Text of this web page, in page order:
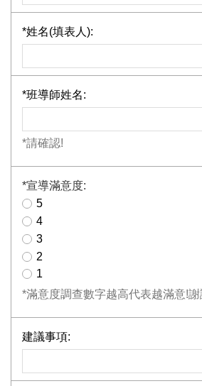
*姓名(填表人):
*班導師姓名:
*請確認!
*宣導滿意度:
5
4
3
2
1
*滿意度調查數字越高代表越滿意!謝
建議事項: